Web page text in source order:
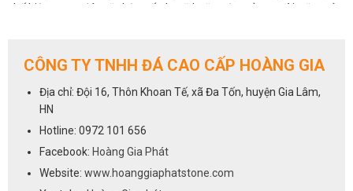
chế hiện trạng đá mặt bậc cấp bị vỡ hoặc sứt mẻ sau vài năm sử
phẩm đá granite hay còn gọi là đá hoa cương đều có khả năng chịu
Trong đó có một số loại đá granite thường được dùng để ốp bậc
cấp nhất là: đá Đen Kim Sa, đá Đỏ Ruby Ấn Độ, đá Nâu Anh Quốc,
đá Đen Rừng, đá Back Forest, đá Vàng Hoàng Gia, đá Vàng Alaska,
đá Vàng Bình Định, đá Đen Ấn Độ, đá Trắng Bình Định, đá Tím Sa
CÔNG TY TNHH ĐÁ CAO CẤP HOÀNG GIA
Địa chỉ: Đội 16, Thôn Khoan Tế, xã Đa Tốn, huyện Gia Lâm,
HN
Hotline: 0972 101 656
Facebook: Hoàng Gia Phát
Website: www.hoanggiaphatstone.com